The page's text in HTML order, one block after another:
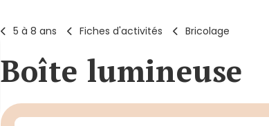
5 à 8 ans Fiches d'activités Bricolage
Boîte lumineuse